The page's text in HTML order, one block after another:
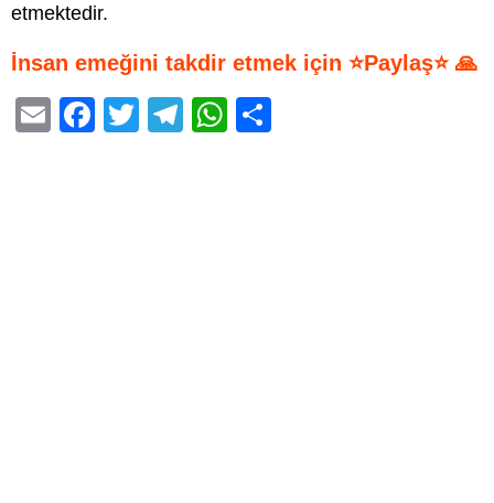
etmektedir.
İnsan emeğini takdir etmek için ⭐Paylaş⭐ 🙏
E
F
T
T
W